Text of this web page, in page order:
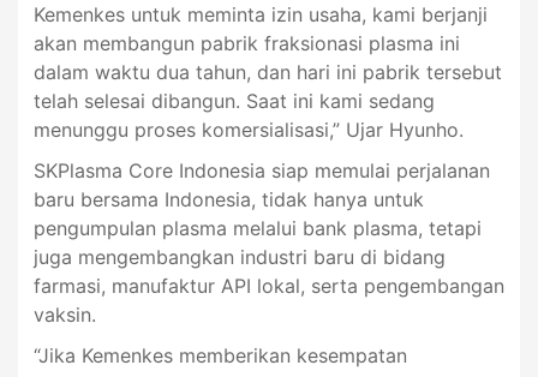
Kemenkes untuk meminta izin usaha, kami berjanji
akan membangun pabrik fraksionasi plasma ini
dalam waktu dua tahun, dan hari ini pabrik tersebut
telah selesai dibangun. Saat ini kami sedang
menunggu proses komersialisasi,” Ujar Hyunho.
SKPlasma Core Indonesia siap memulai perjalanan
baru bersama Indonesia, tidak hanya untuk
pengumpulan plasma melalui bank plasma, tetapi
juga mengembangkan industri baru di bidang
farmasi, manufaktur API lokal, serta pengembangan
vaksin.
“Jika Kemenkes memberikan kesempatan